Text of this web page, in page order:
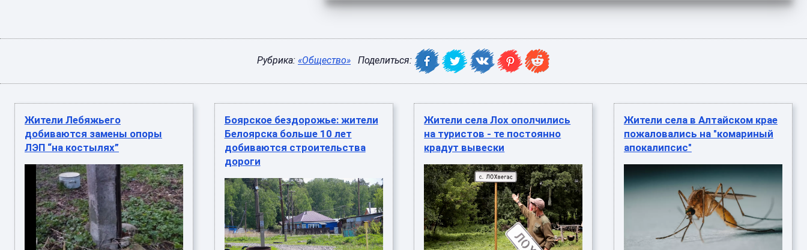
Рубрика: «Общество» Поделиться:
Жители Лебяжьего
добиваются замены опоры
ЛЭП “на костылях”
Боярское бездорожье: жители
Белоярска больше 10 лет
добиваются строительства
дороги
Жители села Лох ополчились
на туристов - те постоянно
крадут вывески
Жители села в Алтайском крае
пожаловались на "комариный
апокалипсис"